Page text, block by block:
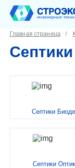
Главная страница
Септики
Септики